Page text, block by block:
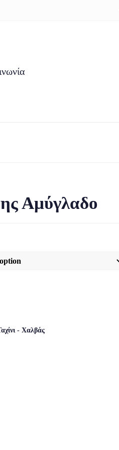
Αμύγλαδο
- Χαλβάς